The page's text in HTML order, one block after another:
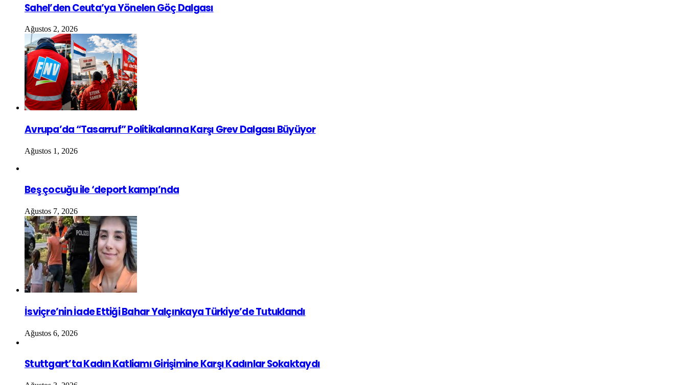
Sahel’den Ceuta’ya Yönelen Göç Dalgası
Ağustos 2, 2026
Avrupa’da “Tasarruf” Politikalarına Karşı Grev Dalgası Büyüyor
Ağustos 1, 2026
Beş çocuğu ile ‘deport kampı’nda
Ağustos 7, 2026
İsviçre’nin İade Ettiği Bahar Yalçınkaya Türkiye’de Tutuklandı
Ağustos 6, 2026
Stuttgart’ta Kadın Katliamı Girişimine Karşı Kadınlar Sokaktaydı